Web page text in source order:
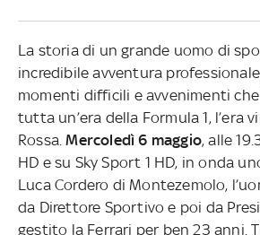
La storia di un grande uomo di
incredibile avventura
momenti difficili e avvenimenti
tutta un’era della Formula 1, l’era
Rossa.Mercoledì 6 maggio, alle
HD e su Sky Sport 1 HD, in onda
Luca Cordero di Montezemolo,
da Direttore Sportivo e poi da
gestito la Ferrari per ben 23 anni.